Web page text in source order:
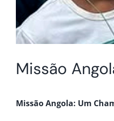
Missão
Missão Angola: Um